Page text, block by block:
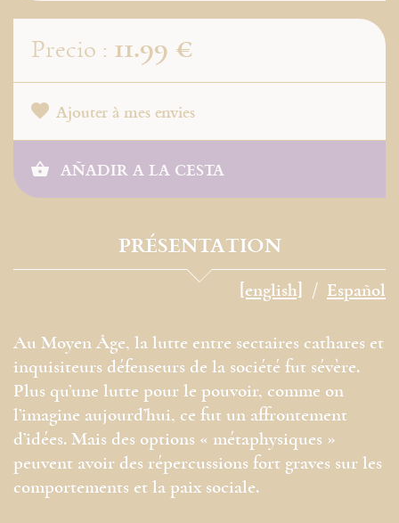
Precio : 11.99 €
Ajouter à mes envies
AÑADIR A LA CESTA
PRÉSENTATION
[english] Español
Au Moyen Âge, la lutte entre sectaires cathares et
inquisiteurs défenseurs de la société fut sévère.
Plus qu’une lutte pour le pouvoir, comme on
l’imagine aujourd’hui, ce fut un affrontement
d’idées. Mais des options « métaphysiques »
peuvent avoir des répercussions fort graves sur les
comportements et la paix sociale.